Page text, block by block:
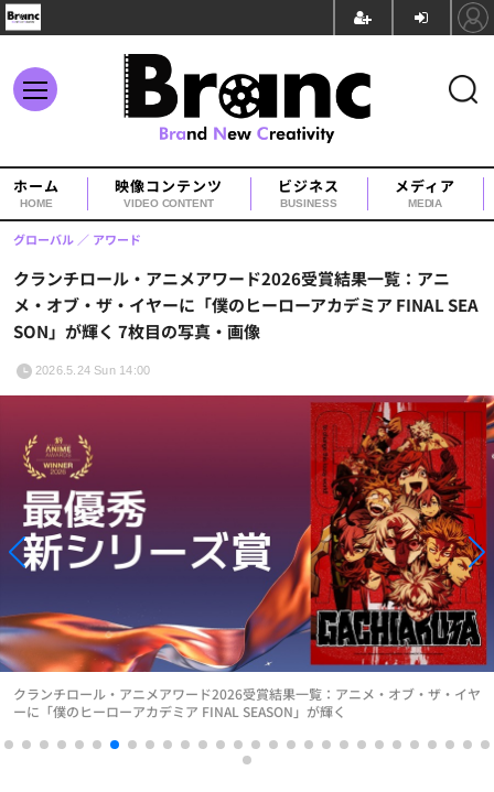
ホーム
HOME
映像コンテンツ
VIDEO CONTENT
ビジネス
BUSINESS
メディア
MEDIA
クランチロール・アニメアワード2026受賞結果一覧：アニ
メ・オブ・ザ・イヤーに「僕のヒーローアカデミア FINAL SEA
SON」が輝く 7枚目の写真・画像
グローバル アワード
2026.5.24 Sun 14:00
クランチロール・アニメアワード2026受賞結果一覧：アニメ・オブ・ザ・イヤ
ーに「僕のヒーローアカデミア FINAL SEASON」が輝く